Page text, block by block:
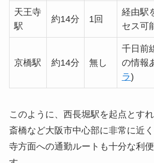
天王寺
駅
約14分 1回
経由駅
セス可
京橋駅 約14分 無し
千日前
の情報
ラ)
このように、西長堀駅を起点とす
斎橋など大阪市中心部に非常に近
寺方面への通勤ルートも十分な利